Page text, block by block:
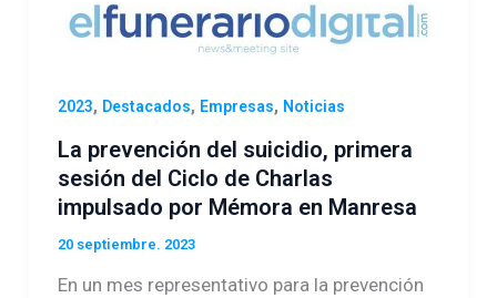
2023, Destacados, Empresas, Noticias
La prevención del suicidio, primera
sesión del Ciclo de Charlas
impulsado por Mémora en Manresa
20 septiembre. 2023
En un mes representativo para la prevención